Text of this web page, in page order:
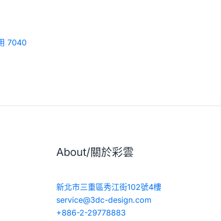
7040
About/關於彩雲
新北市三重區秀江街102號4樓
service@3dc-design.com
+886-2-29778883